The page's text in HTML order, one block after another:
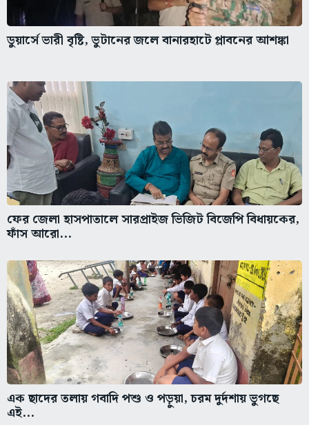
ডুয়ার্সে ভারী বৃষ্টি, ভুটানের জলে বানারহাটে প্লাবনের আশঙ্কা
ফের জেলা হাসপাতালে সারপ্রাইজ ভিজিট বিজেপি বিধায়কের,
ফাঁস আরো...
এক ছাদের তলায় গবাদি পশু ও পড়ুয়া, চরম দুর্দশায় ভুগছে
এই...